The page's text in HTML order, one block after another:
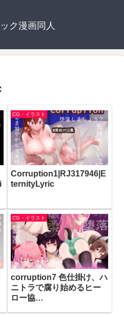
ク漫画同人
CG・イラスト
Corruption1|RJ317946|E
ternityLyric
CG・イラスト
corruption7 色仕掛け、ハ
ニトラで腐り始めるヒー
ロー協